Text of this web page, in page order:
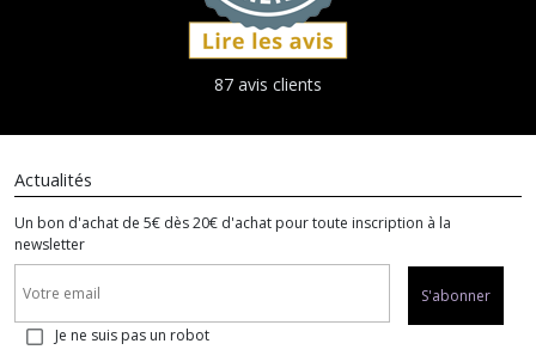
87 avis clients
Actualités
Un bon d'achat de 5€ dès 20€ d'achat pour toute inscription à la
newsletter
S'abonner
Je ne suis pas un robot